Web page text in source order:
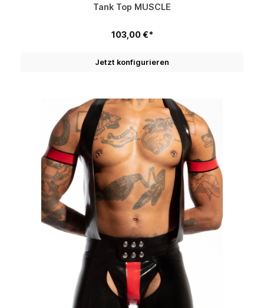
Tank Top MUSCLE
103,00 €*
Jetzt konfigurieren